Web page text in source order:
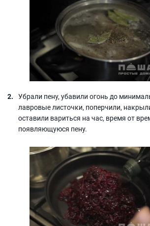
Убрали пену, убавили огонь до
лавровые листочки, поперчили,
оставили вариться на час, время от
появляющуюся пену.